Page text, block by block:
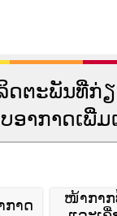
ຕະພັນທີ່ກ່
ອາກາດເພີ່ມ
ກາດ
ໜ້າກາກ